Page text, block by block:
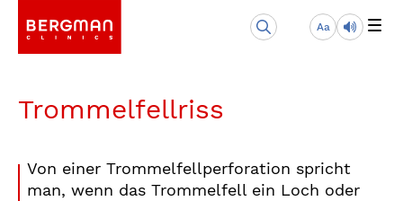
Aa
Trommelfellriss
Von einer Trommelfellperforation spricht
man, wenn das Trommelfell ein Loch oder